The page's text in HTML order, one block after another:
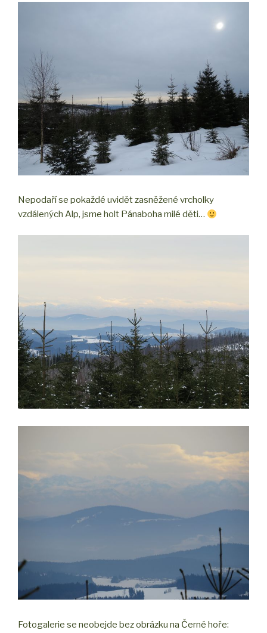
Nepodaří se pokaždé uvidět zasněžené vrcholky
vzdálených Alp, jsme holt Pánaboha milé děti…
Fotogalerie se neobejde bez obrázku na Černé hoře: